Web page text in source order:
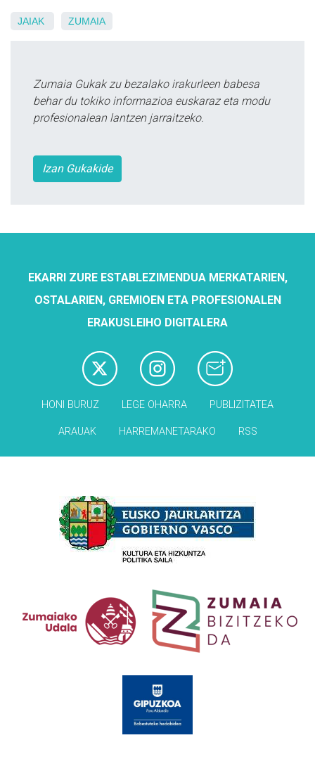
JAIAK ZUMAIA
Zumaia Gukak zu bezalako irakurleen babesa
behar du tokiko informazioa euskaraz eta modu
profesionalean lantzen jarraitzeko.
Izan Gukakide
EKARRI ZURE ESTABLEZIMENDUA MERKATARIEN,
OSTALARIEN, GREMIOEN ETA PROFESIONALEN
ERAKUSLEIHO DIGITALERA
HONI BURUZ LEGE OHARRA PUBLIZITATEA
ARAUAK HARREMANETARAKO RSS